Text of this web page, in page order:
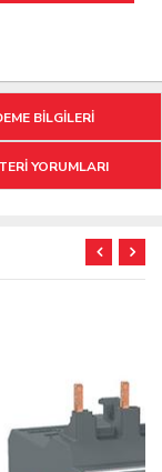
BİLGİLERİ
YORUMLARI